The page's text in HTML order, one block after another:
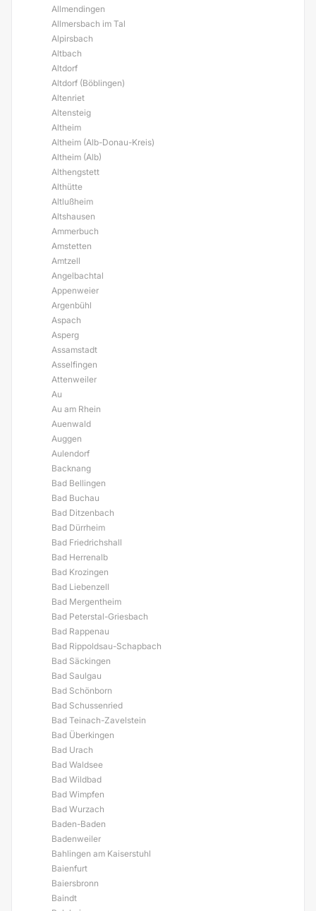
Allmendingen
Allmersbach im Tal
Alpirsbach
Altbach
Altdorf
Altdorf (Böblingen)
Altenriet
Altensteig
Altheim
Altheim (Alb-Donau-Kreis)
Altheim (Alb)
Althengstett
Althütte
Altlußheim
Altshausen
Ammerbuch
Amstetten
Amtzell
Angelbachtal
Appenweier
Argenbühl
Aspach
Asperg
Assamstadt
Asselfingen
Attenweiler
Au
Au am Rhein
Auenwald
Auggen
Aulendorf
Backnang
Bad Bellingen
Bad Buchau
Bad Ditzenbach
Bad Dürrheim
Bad Friedrichshall
Bad Herrenalb
Bad Krozingen
Bad Liebenzell
Bad Mergentheim
Bad Peterstal-Griesbach
Bad Rappenau
Bad Rippoldsau-Schapbach
Bad Säckingen
Bad Saulgau
Bad Schönborn
Bad Schussenried
Bad Teinach-Zavelstein
Bad Überkingen
Bad Urach
Bad Waldsee
Bad Wildbad
Bad Wimpfen
Bad Wurzach
Baden-Baden
Badenweiler
Bahlingen am Kaiserstuhl
Baienfurt
Baiersbronn
Baindt